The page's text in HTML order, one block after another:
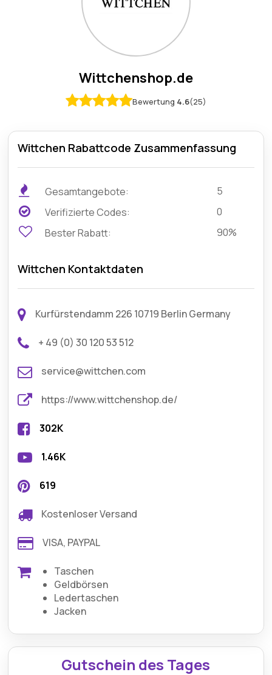
Wittchenshop.de
Bewertung 4.6(25)
Wittchen Rabattcode Zusammenfassung
Gesamtangebote:
5
Verifizierte Codes:
0
Bester Rabatt:
90%
Wittchen Kontaktdaten
Kurfürstendamm 226 10719 Berlin Germany
+ 49 (0) 30 120 53 512
service@wittchen.com
https://www.wittchenshop.de/
302K
1.46K
619
Kostenloser Versand
VISA, PAYPAL
Taschen
Geldbörsen
Ledertaschen
Jacken
Gutschein des Tages